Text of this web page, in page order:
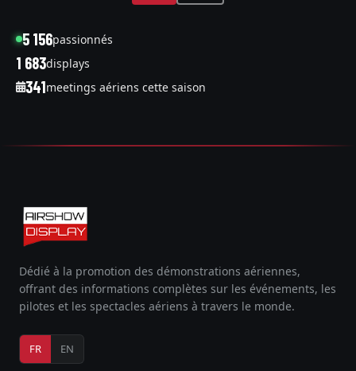
5 156passionnés
1 683displays
341meetings aériens cette saison
Dédié à la promotion des démonstrations aériennes,
offrant des informations complètes sur les événements, les
pilotes et les spectacles aériens à travers le monde.
FR EN